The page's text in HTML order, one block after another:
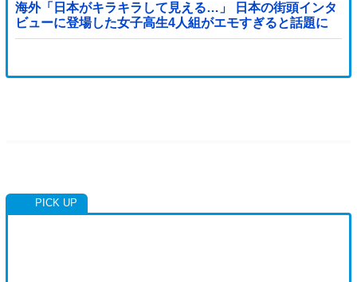
海外「日本がキラキラして見える…」 日本の街頭インタ
ビューに登場した女子高生4人組がエモすぎると話題に